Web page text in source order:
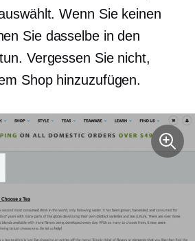
Wenn Sie keinen
Sie dasselbe in den
Vergessen Sie nicht,
Shop hinzuzufügen.